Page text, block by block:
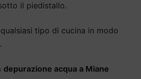
il piedistallo.
tipo di cucina in modo
depurazione acqua a Miane